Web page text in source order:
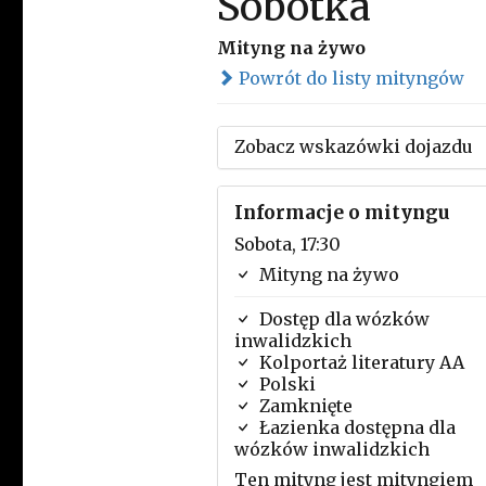
Mityng na żywo
Powrót do listy mityngów
Zobacz wskazówki dojazdu
Informacje o mityngu
Sobota, 17:30
Mityng na żywo
Dostęp dla wózków
inwalidzkich
Kolportaż literatury AA
Polski
Zamknięte
Łazienka dostępna dla
wózków inwalidzkich
Ten mityng jest mityngiem